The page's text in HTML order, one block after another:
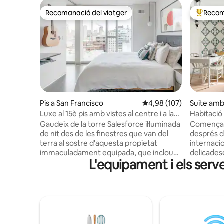
Recomanació del viatger
Recomanació del viatger
Pis a San Francisco 4,98 de puntuació
4,98 (107)
Luxe al 15è pis amb vistes al centre i a la
badia
Gaudeix de la torre Salesforce il·luminada
de nit des de les finestres que van del
terra al sostre d'aquesta propietat
immaculadament equipada, que inclou
un gran armari vestidor i una dutxa de
pluja. Els amants de la música agrairan la
Suite
dent a
de 1907 a
després
equipada
dosel,
passes
L'equipament i els